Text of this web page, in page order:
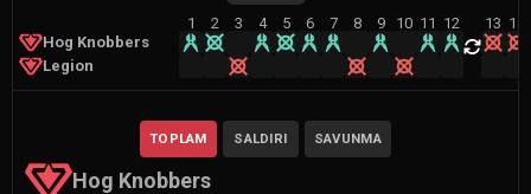
Hog Knobbers
Legion
1 2 3 4 5 6 7 8 9 10 11 12 13 14
Hog Knobbers
TOPLAM SALDIRI SAVUNMA